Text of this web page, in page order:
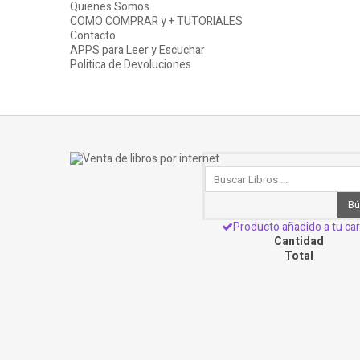
Quienes Somos
COMO COMPRAR y + TUTORIALES
Contacto
APPS para Leer y Escuchar
Politica de Devoluciones
Producto añadido a tu
Cantidad
Total